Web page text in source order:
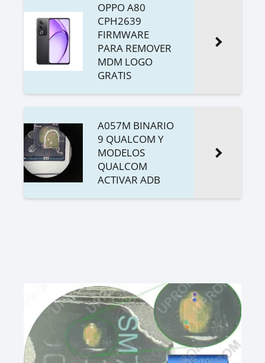
OPPO A80
CPH2639
FIRMWARE
PARA REMOVER
MDM LOGO
GRATIS
A057M BINARIO
9 QUALCOM Y
MODELOS
QUALCOM
ACTIVAR ADB